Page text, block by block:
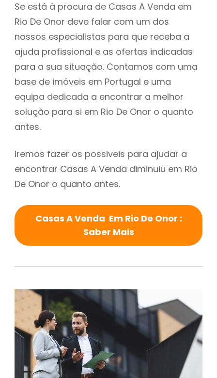
Se está à procura de Casas A Venda em
Rio De Onor deve falar com um dos
nossos especialistas para que receba a
ajuda profissional e as ofertas indicadas
para a sua situação. Contamos com uma
base de imóveis em Portugal e uma
equipa dedicada a encontrar a melhor
solução para si em Rio De Onor o quanto
antes.
Iremos fazer os possiveis para ajudar a
encontrar Casas A Venda diminuiu em Rio
De Onor o quanto antes.
Casas A Venda Em Rio De Onor :
Saber Mais